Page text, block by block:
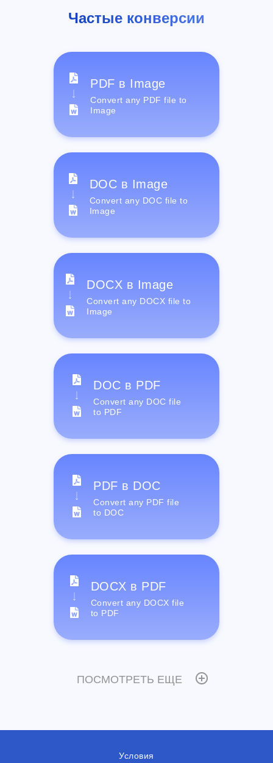
Частые конверсии
PDF в Image
Convert any PDF file to
Image
DOC в Image
Convert any DOC file to
Image
DOCX в Image
Convert any DOCX file to
Image
DOC в PDF
Convert any DOC file
to PDF
PDF в DOC
Convert any PDF file
to DOC
DOCX в PDF
Convert any DOCX file
to PDF
ПОСМОТРЕТЬ ЕЩЕ
Условия